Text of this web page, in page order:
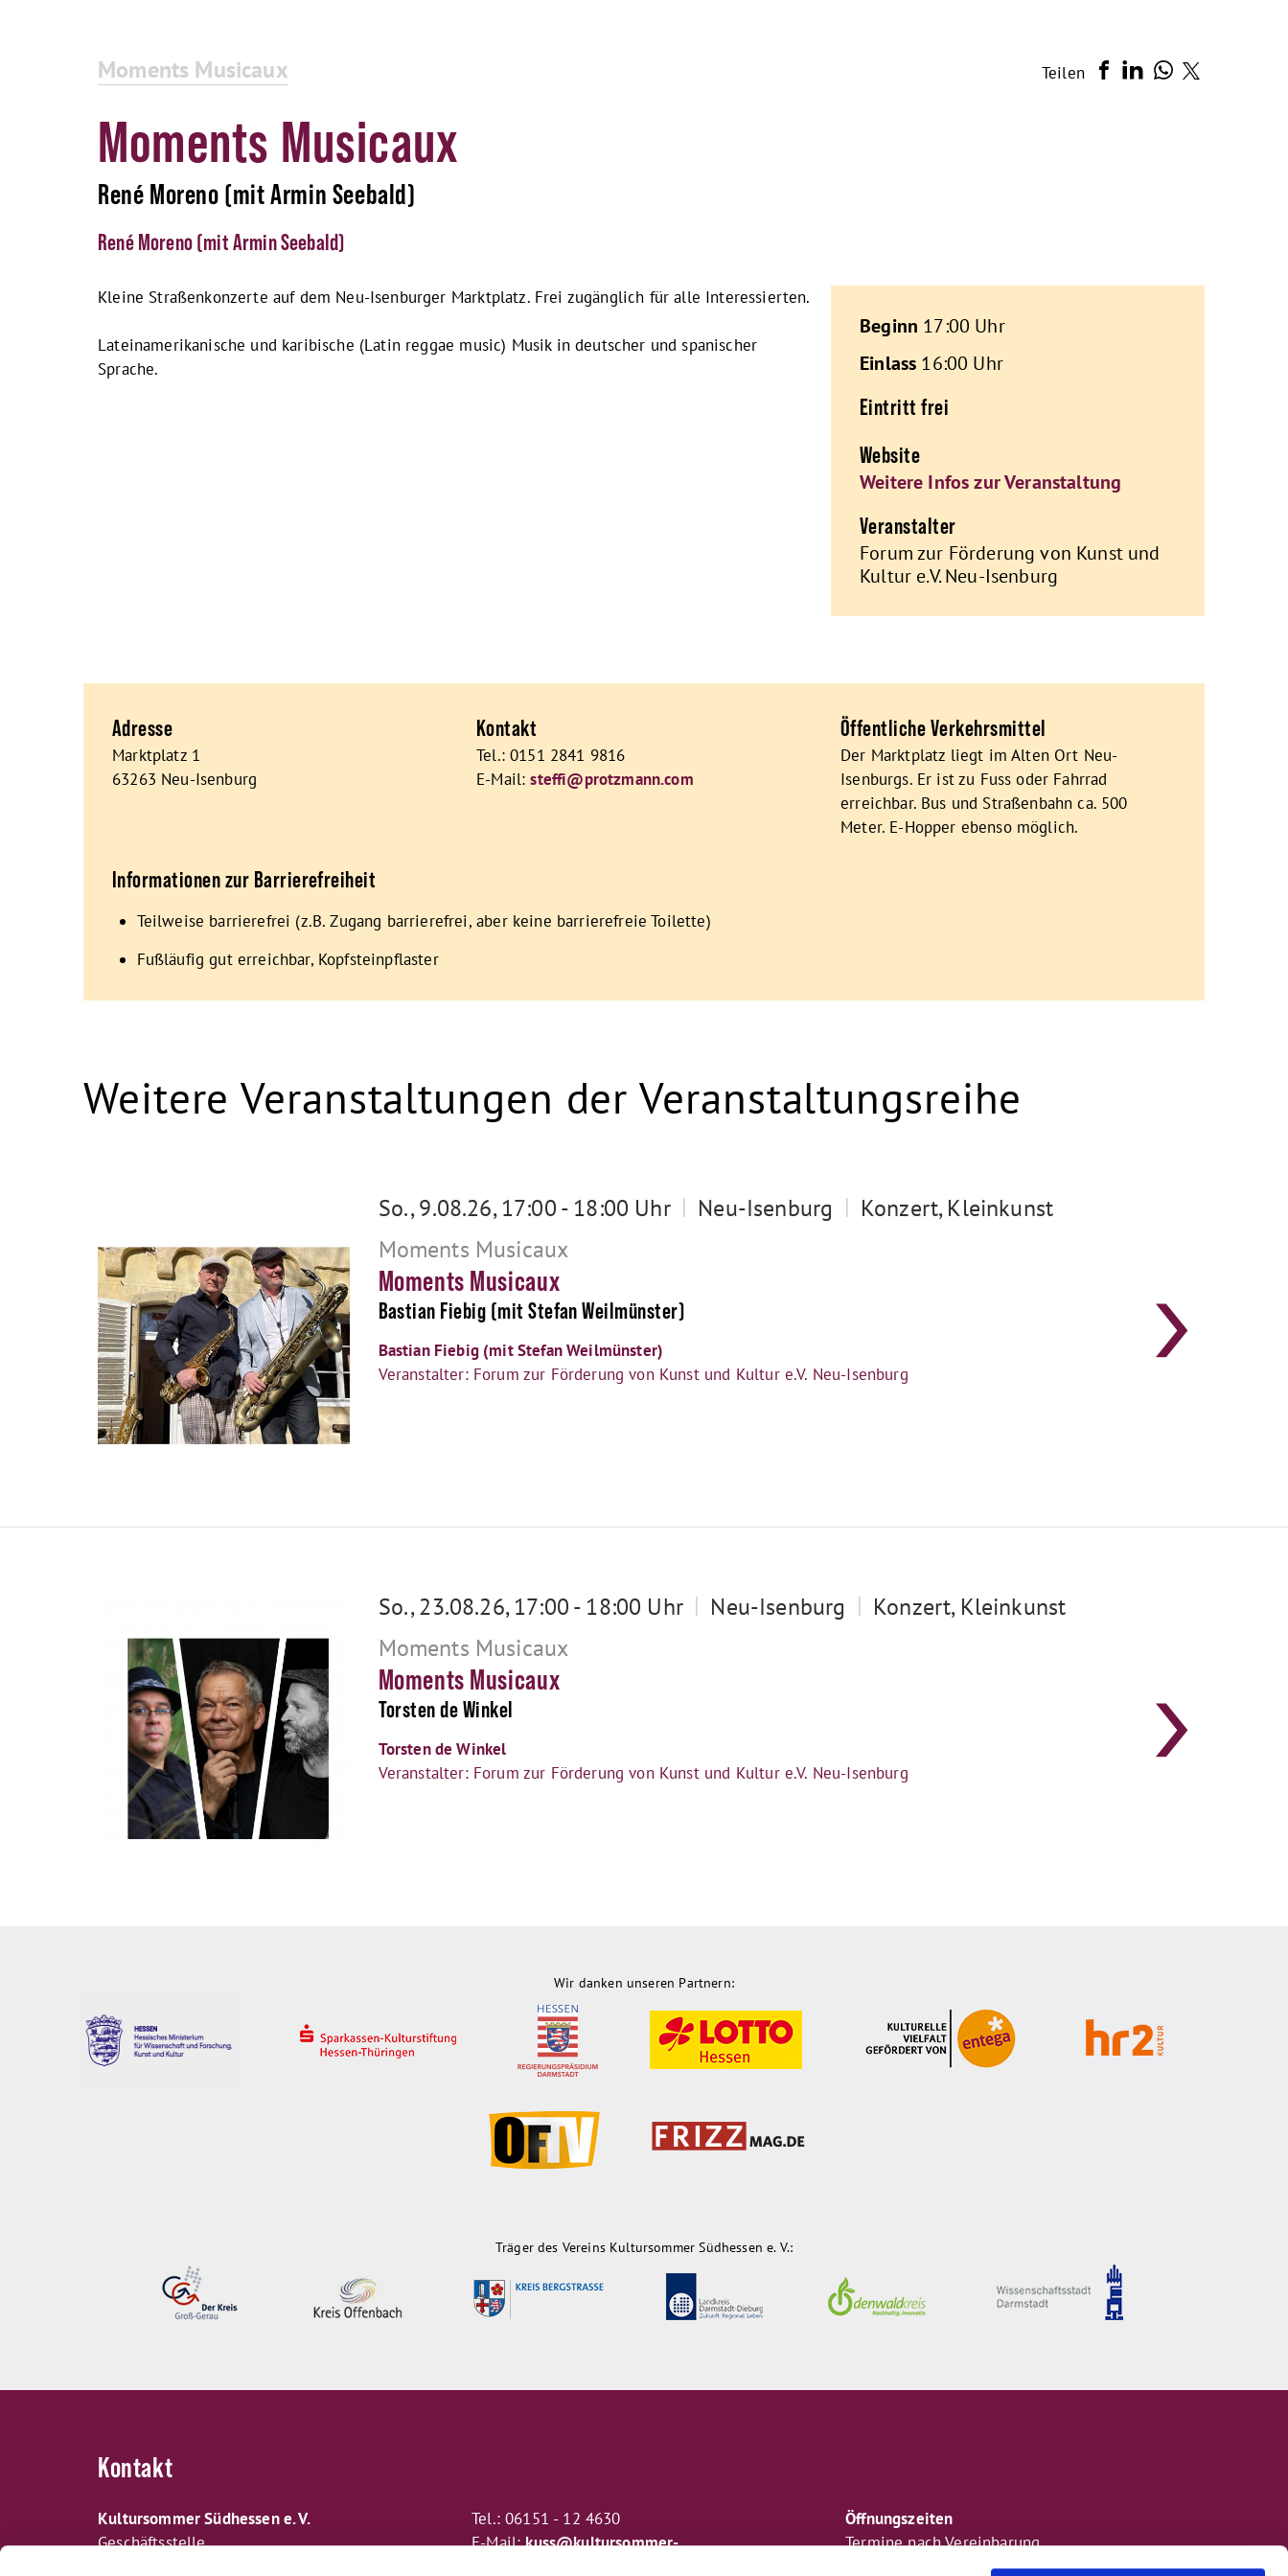
Teilen
Moments Musicaux
Moments Musicaux
René Moreno (mit Armin Seebald)
René Moreno (mit Armin Seebald)
Kleine Straßenkonzerte auf dem Neu-Isenburger Marktplatz. Frei zugänglich für alle Interessierten.
Lateinamerikanische und karibische (Latin reggae music) Musik in deutscher und spanischer
Sprache.
Beginn 17:00 Uhr
Einlass 16:00 Uhr
Eintritt frei
Website
Weitere Infos zur Veranstaltung
Veranstalter
Forum zur Förderung von Kunst und
Kultur e.V. Neu-Isenburg
Adresse
Marktplatz 1
63263 Neu-Isenburg
Kontakt
Tel.: 0151 2841 9816
E-Mail:steffi@protzmann.com
Öffentliche Verkehrsmittel
Der Marktplatz liegt im Alten Ort Neu-
Isenburgs. Er ist zu Fuss oder Fahrrad
erreichbar. Bus und Straßenbahn ca. 500
Meter. E-Hopper ebenso möglich.
Informationen zur Barrierefreiheit
Teilweise barrierefrei (z.B. Zugang barrierefrei, aber keine barrierefreie Toilette)
Fußläufig gut erreichbar, Kopfsteinpflaster
Weitere Veranstaltungen der Veranstaltungsreihe
So., 9.08.26, 17:00 - 18:00 Uhr | Neu-Isenburg | Konzert, Kleinkunst
Moments Musicaux
Moments Musicaux
Bastian Fiebig (mit Stefan Weilmünster)
Bastian Fiebig (mit Stefan Weilmünster)
Veranstalter: Forum zur Förderung von Kunst und Kultur e.V. Neu-Isenburg
So., 23.08.26, 17:00 - 18:00 Uhr | Neu-Isenburg | Konzert, Kleinkunst
Moments Musicaux
Moments Musicaux
Torsten de Winkel
Torsten de Winkel
Veranstalter: Forum zur Förderung von Kunst und Kultur e.V. Neu-Isenburg
Wir danken unseren Partnern:
Träger des Vereins Kultursommer Südhessen e. V.:
Kontakt
Kultursommer Südhessen e. V.
Geschäftsstelle
Tel.: 06151 - 12 4630
E-Mail:kuss@kultursommer-
Öffnungszeiten
Termine nach Vereinbarung